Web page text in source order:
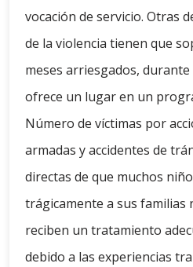
vocación de servicio. Otras
de la violencia tienen que
meses arriesgados, durante
ofrece un lugar en un
Número de víctimas por
armadas y accidentes de
directas de que muchos
trágicamente a sus familias
reciben un tratamiento
debido a las experiencias